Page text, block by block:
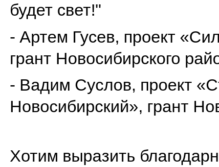
будет свет!"
- Артем Гусев, проект
грант Новосибирского
- Вадим Суслов, проект
Новосибирский», грант
Хотим выразить